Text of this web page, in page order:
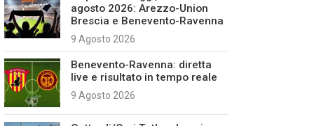
agosto 2026: Arezzo-Union
Brescia e Benevento-Ravenna
9 Agosto 2026
Benevento-Ravenna: diretta
live e risultato in tempo reale
9 Agosto 2026